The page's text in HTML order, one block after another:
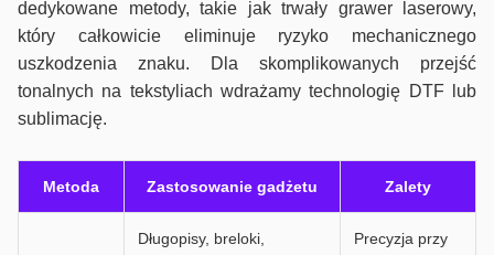
dedykowane metody, takie jak trwały grawer laserowy,
który całkowicie eliminuje ryzyko mechanicznego
uszkodzenia znaku. Dla skomplikowanych przejść
tonalnych na tekstyliach wdrażamy technologię DTF lub
sublimację.
Metoda Zastosowanie gadżetu Zalety
Długopisy, breloki,
Precyzja przy